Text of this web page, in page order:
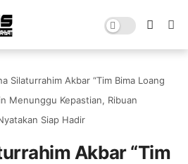
Silaturrahim Akbar “Tim Bima Loang
Menunggu Kepastian, Ribuan
Siap Hadir
Akbar “Tim